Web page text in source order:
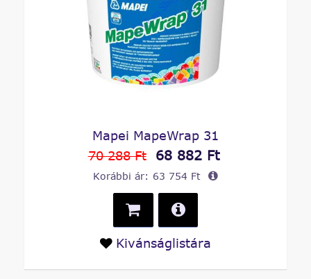
Mapei MapeWrap 31
70 288 Ft
68 882 Ft
Korábbi ár: 63 754 Ft
Kivánságlistára